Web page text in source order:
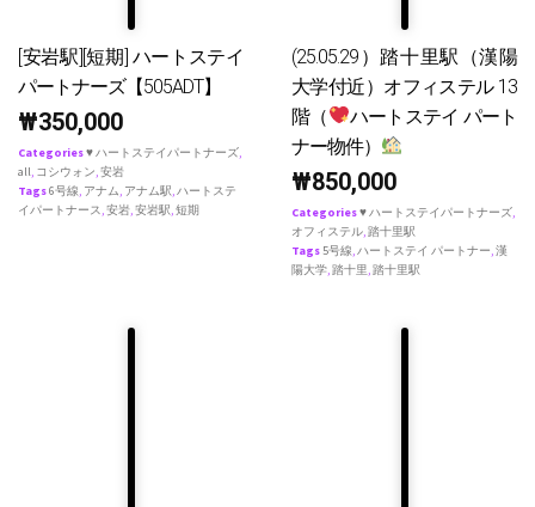
[安岩駅][短期] ハートステイ
パートナーズ【505ADT】
₩350,000
Categories♥ ハートステイパートナーズ,
all, コシウォン,安岩
Tags6号線, アナム, アナム駅,ハートステ
イパートナース,安岩,安岩駅,短期
(25.05.29）踏十里駅（漢陽
大学付近）オフィステル 13
階（
ハートステイ パート
ナー物件）
₩850,000
Categories♥ ハートステイパートナーズ,
オフィステル,踏十里駅
Tags 5号線,ハートステイ パートナー,漢
陽大学,踏十里,踏十里駅